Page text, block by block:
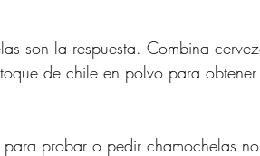
son la respuesta. Combina
de chile en polvo para obtener
probar o pedir chamochelas